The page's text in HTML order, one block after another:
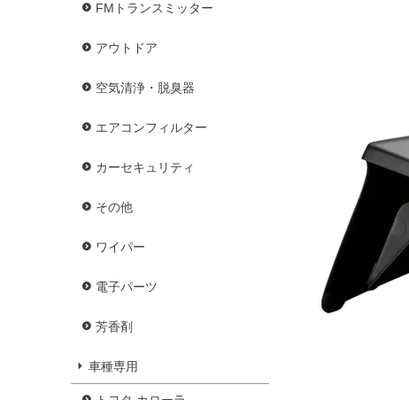
FMトランスミッター
アウトドア
空気清浄・脱臭器
エアコンフィルター
カーセキュリティ
その他
ワイパー
電子パーツ
芳香剤
車種専用